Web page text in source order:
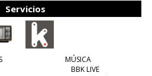
Servicios
MÚSICA
BBK LIVE